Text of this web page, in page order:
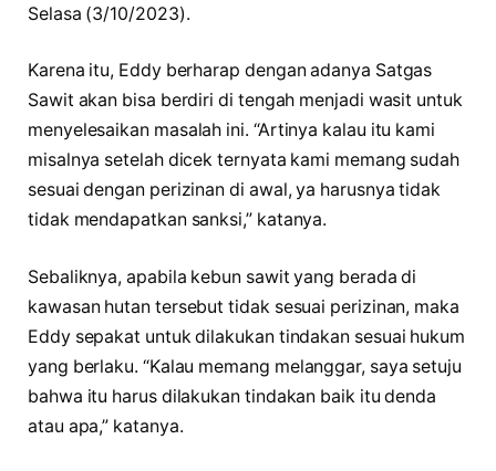
Selasa (3/10/2023).
Karena itu, Eddy berharap dengan adanya Satgas
Sawit akan bisa berdiri di tengah menjadi wasit untuk
menyelesaikan masalah ini. “Artinya kalau itu kami
misalnya setelah dicek ternyata kami memang sudah
sesuai dengan perizinan di awal, ya harusnya tidak
tidak mendapatkan sanksi,” katanya.
Sebaliknya, apabila kebun sawit yang berada di
kawasan hutan tersebut tidak sesuai perizinan, maka
Eddy sepakat untuk dilakukan tindakan sesuai hukum
yang berlaku. “Kalau memang melanggar, saya setuju
bahwa itu harus dilakukan tindakan baik itu denda
atau apa,” katanya.